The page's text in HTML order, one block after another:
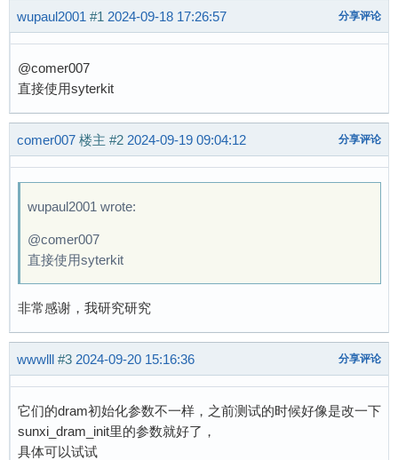
wupaul2001 #1 2024-09-18 17:26:57 分享评论
@comer007
直接使用syterkit
comer007 楼主 #2 2024-09-19 09:04:12 分享评论
wupaul2001 wrote:
@comer007
直接使用syterkit
非常感谢，我研究研究
wwwlll #3 2024-09-20 15:16:36 分享评论
它们的dram初始化参数不一样，之前测试的时候好像是改一下
sunxi_dram_init里的参数就好了，
具体可以试试